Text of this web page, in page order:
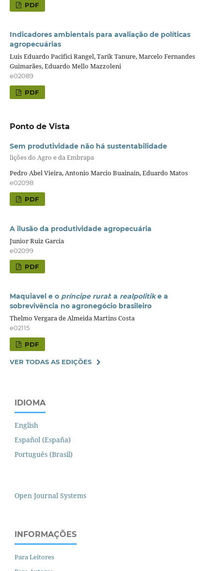
PDF
Indicadores ambientais para avaliação de políticas
agropecuárias
Luis Eduardo Pacifici Rangel, Tarik Tanure, Marcelo Fernandes
Guimarães, Eduardo Mello Mazzoleni
e02089
PDF
Ponto de Vista
Sem produtividade não há sustentabilidade
lições do Agro e da Embrapa
Pedro Abel Vieira, Antonio Marcio Buainain, Eduardo Matos
e02098
PDF
A ilusão da produtividade agropecuária
Junior Ruiz Garcia
e02099
PDF
Maquiavel e o príncipe rural: a realpolitike a
sobrevivência no agronegócio brasileiro
Thelmo Vergara de Almeida Martins Costa
e02115
PDF
VER TODAS AS EDIÇÕES
IDIOMA
English
Español (España)
Português (Brasil)
Open Journal Systems
INFORMAÇÕES
Para Leitores